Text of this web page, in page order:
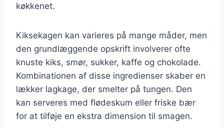
køkkenet.
Kiksekagen kan varieres på mange måder, men
den grundlæggende opskrift involverer ofte
knuste kiks, smør, sukker, kaffe og chokolade.
Kombinationen af disse ingredienser skaber en
lækker lagkage, der smelter på tungen. Den
kan serveres med flødeskum eller friske bær
for at tilføje en ekstra dimension til smagen.